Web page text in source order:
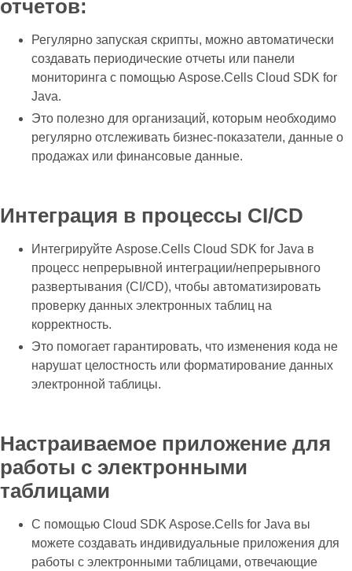
отчетов:
Регулярно запуская скрипты, можно автоматически
создавать периодические отчеты или панели
мониторинга с помощью Aspose.Cells Cloud SDK for
Java.
Это полезно для организаций, которым необходимо
регулярно отслеживать бизнес-показатели, данные о
продажах или финансовые данные.
Интеграция в процессы CI/CD
Интегрируйте Aspose.Cells Cloud SDK for Java в
процесс непрерывной интеграции/непрерывного
развертывания (CI/CD), чтобы автоматизировать
проверку данных электронных таблиц на
корректность.
Это помогает гарантировать, что изменения кода не
нарушат целостность или форматирование данных
электронной таблицы.
Настраиваемое приложение для
работы с электронными
таблицами
С помощью Cloud SDK Aspose.Cells for Java вы
можете создавать индивидуальные приложения для
работы с электронными таблицами, отвечающие